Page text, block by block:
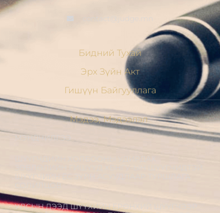
contact@judge.mn
Бидний Тухай
Эрх Зүйн Акт
Гишүүн Байгууллага
Мэдээ, Мэдээлэл
МЭНДЧИЛГЭЭ
ШҮҮГЧДИЙН ХОЛБООНЫ УДИРДАХ
СОЛИЛЦОВ
УЛСЫН ДЭЭД ШҮҮХИЙН ЕРӨНХИЙ ШҮҮГЧЭЭР